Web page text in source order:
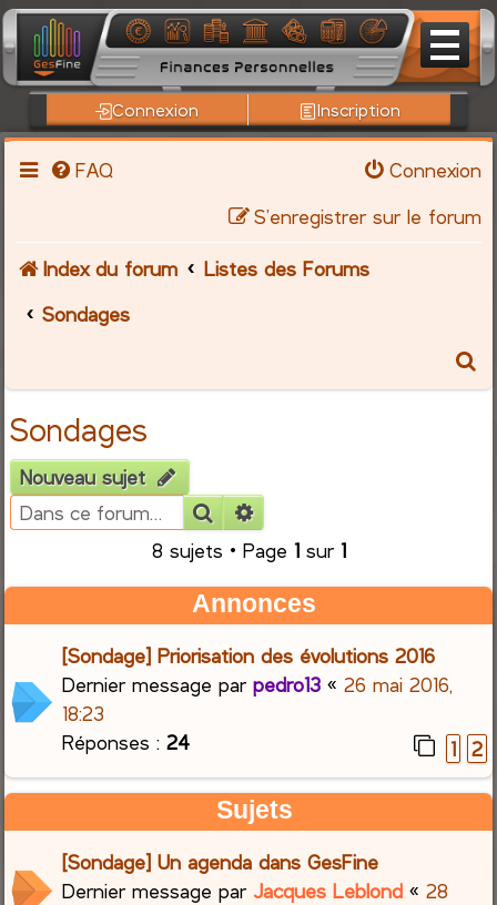
Connexion Inscription
FAQ
Connexion
S’enregistrer sur le forum
Index du forum
Listes des Forums
Sondages
r
c
r
Sondages
Nouveau sujet
Rechercher
8 sujets • Page 1sur 1
Annonces
[Sondage] Priorisation des évolutions 2016
Dernier message parpedro13 «26 mai 2016,
18:23
Réponses :24 1 2
Sujets
[Sondage] Un agenda dans GesFine
Dernier message parJacques Leblond «28